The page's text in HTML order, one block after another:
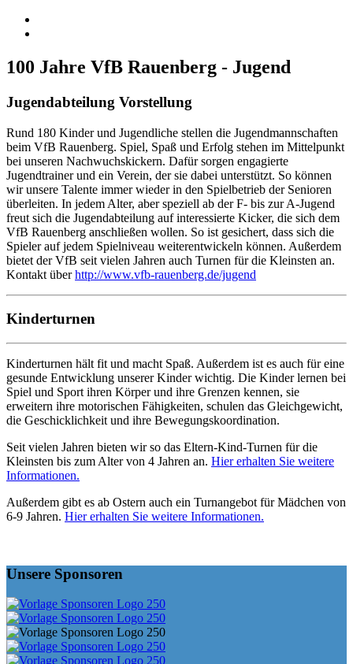
100 Jahre VfB Rauenberg - Jugend
Jugendabteilung Vorstellung
Rund 180 Kinder und Jugendliche stellen die Jugendmannschaften
beim VfB Rauenberg. Spiel, Spaß und Erfolg stehen im Mittelpunkt
bei unseren Nachwuchskickern. Dafür sorgen engagierte
Jugendtrainer und ein Verein, der sie dabei unterstützt. So können
wir unsere Talente immer wieder in den Spielbetrieb der Senioren
überleiten. In jedem Alter, aber speziell ab der F- bis zur A-Jugend
freut sich die Jugendabteilung auf interessierte Kicker, die sich dem
VfB Rauenberg anschließen wollen. So ist gesichert, dass sich die
Spieler auf jedem Spielniveau weiterentwickeln können. Außerdem
bietet der VfB seit vielen Jahren auch Turnen für die Kleinsten an.
Kontakt überhttp://www.vfb-rauenberg.de/jugend
Kinderturnen
Kinderturnen hält fit und macht Spaß. Außerdem ist es auch für eine
gesunde Entwicklung unserer Kinder wichtig. Die Kinder lernen bei
Spiel und Sport ihren Körper und ihre Grenzen kennen, sie
erweitern ihre motorischen Fähigkeiten, schulen das Gleichgewicht,
die Geschicklichkeit und ihre Bewegungskoordination.
Seit vielen Jahren bieten wir so das Eltern-Kind-Turnen für die
Kleinsten bis zum Alter von 4 Jahren an. Hier erhalten Sie weitere
Informationen.
Außerdem gibt es ab Ostern auch ein Turnangebot für Mädchen von
6-9 Jahren. Hier erhalten Sie weitere Informationen.
Unsere Sponsoren